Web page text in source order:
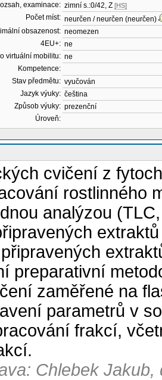
examinace: zimní s.:0/42, Z [HS]
Počet míst: neurčen / neurčen (neurčen)
obsazenost: neomezen
4EU+: ne
virtuální mobilitu: ne
Kompetence:
Stav předmětu: vyučován
Jazyk výuky: čeština
Způsob výuky: prezenční
Úroveň:
cvičení z
rostlinného
analýzou
preparativní
zaměřené na
parametrů v
frakcí,
Chlebek